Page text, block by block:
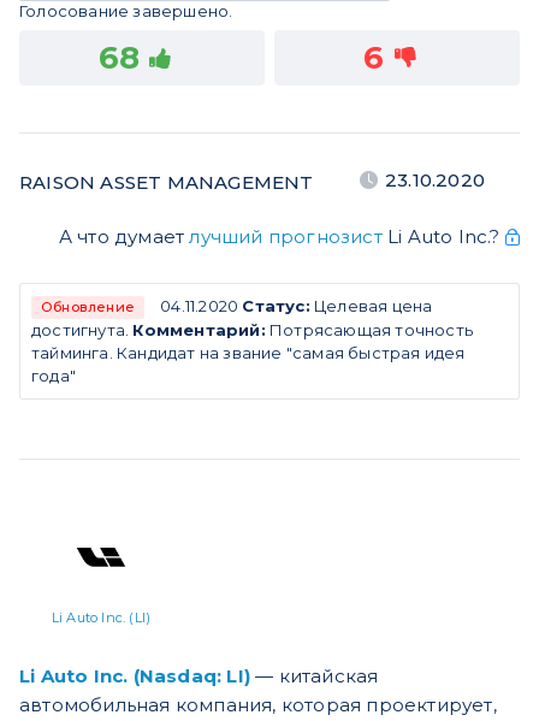
Голосование завершено.
68 6
RAISON ASSET MANAGEMENT 23.10.2020
А что думаетлучший прогнозистLi Auto Inc.?
Обновление 04.11.2020 Статус: Целевая цена
достигнута. Комментарий: Потрясающая точность
тайминга. Кандидат на звание "самая быстрая идея
года"
Li Auto Inc. (LI)
Li Auto Inc. (Nasdaq: LI) — китайская
автомобильная компания, которая проектирует,